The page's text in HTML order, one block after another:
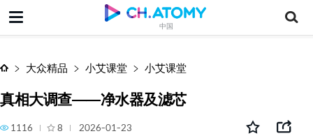
中国
真相大调查——净水器及滤芯
大众精品 小艾课堂 小艾课堂
真相大调查——净水器及滤芯
1116 8 2026-01-23